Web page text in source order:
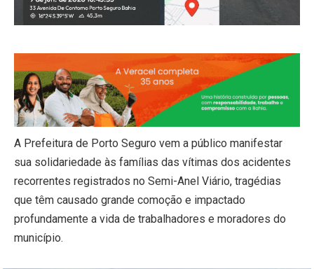
A Prefeitura de Porto Seguro vem a público manifestar
sua solidariedade às famílias das vítimas dos acidentes
recorrentes registrados no Semi-Anel Viário, tragédias
que têm causado grande comoção e impactado
profundamente a vida de trabalhadores e moradores do
município.